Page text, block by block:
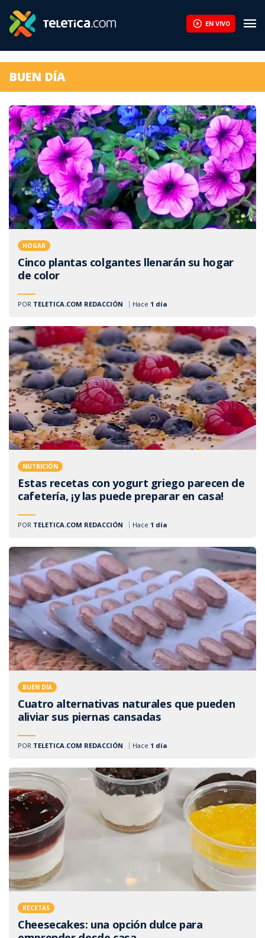
EN VIVO
BUEN DÍA
HOGAR
Cinco plantas colgantes llenarán su hogar
de color
Hace 1 día
POR TELETICA.COM REDACCIÓN
NUTRICIÓN
Estas recetas con yogurt griego parecen de
cafetería, ¡y las puede preparar en casa!
Hace 1 día
POR TELETICA.COM REDACCIÓN
BUEN DÍA
Cuatro alternativas naturales que pueden
aliviar sus piernas cansadas
Hace 1 día
POR TELETICA.COM REDACCIÓN
RECETAS
Cheesecakes: una opción dulce para